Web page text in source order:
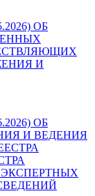
ОБ
И
ОБ
И ВЕДЕНИЯ
ЭКСПЕРТНЫХ